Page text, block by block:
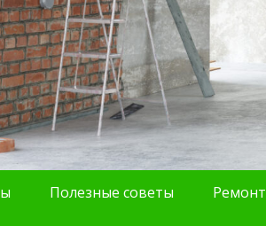
Полезные советы Ремонт